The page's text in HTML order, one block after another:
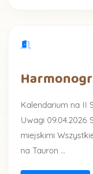
Kalendarium na II
Uwagi 09.04.2026
miejskimi
na Tauron ...